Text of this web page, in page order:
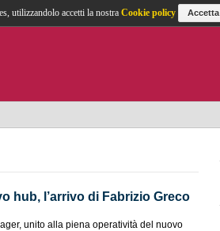
hub, l’arrivo di Fabrizio Greco
unito alla piena operatività del nuovo
utilizzandolo accetti la nostra Cookie policy Accetta